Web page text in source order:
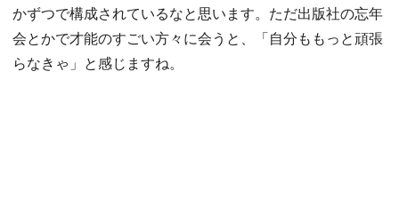
かずつで構成されているなと思います。ただ出版社の忘年
会とかで才能のすごい方々に会うと、「自分ももっと頑張
らなきゃ」と感じますね。